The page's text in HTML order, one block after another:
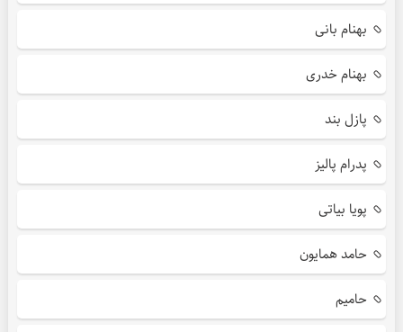
بهنام بانی
بهنام خدری
پازل بند
پدرام پالیز
پویا بیاتی
حامد همایون
حامیم